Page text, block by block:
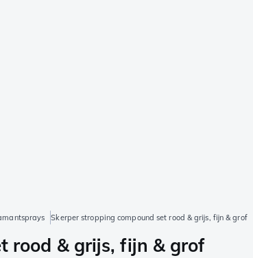
Skerper stropping compound set rood & grijs, fijn & grof
rood & grijs, fijn & grof